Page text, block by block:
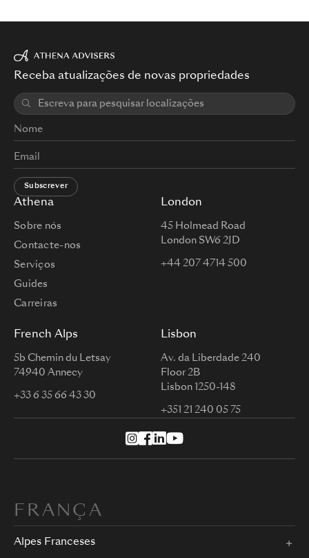
Athena
Sobre nós
Contacte-nos
Serviços
Guides
Carreiras
London
45 Holmead Road
London SW6 2JD
+44 207 4714 500
French Alps
5b Chemin du Letsay
74940 Annecy
+33 6 35 66 43 30
Lisbon
Av. da Liberdade 240
Floor 2B
Lisbon 1250-148
+351 21 240 05 75
Receba atualizações de novas propriedades
Subscrever
FRANÇA
Alpes Franceses